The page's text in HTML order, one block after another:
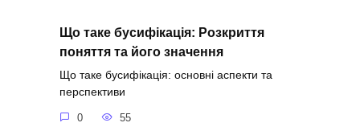
Що таке бусифікація: Розкриття
поняття та його значення
Що таке бусифікація: основні аспекти та
перспективи
0 55